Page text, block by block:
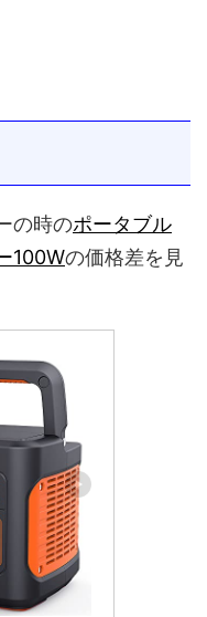
の時のポータブル
100Wの価格差を見